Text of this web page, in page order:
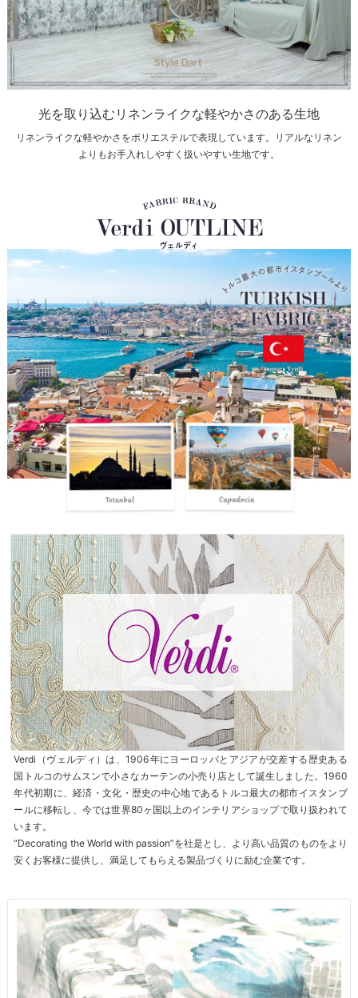
光を取り込むリネンライクな軽やかさのある生地
リネンライクな軽やかさをポリエステルで表現しています。リアルなリネン
よりもお手入れしやすく扱いやすい生地です。
Verdi（ヴェルディ）は、1906年にヨーロッパとアジアが交差する歴史ある
国トルコのサムスンで小さなカーテンの小売り店として誕生しました。1960
年代初期に、経済・文化・歴史の中心地であるトルコ最大の都市イスタンブ
ールに移転し、今では世界80ヶ国以上のインテリアショップで取り扱われて
います。
“Decorating the World with passion”を社是とし、より高い品質のものをより
安くお客様に提供し、満足してもらえる製品づくりに励む企業です。